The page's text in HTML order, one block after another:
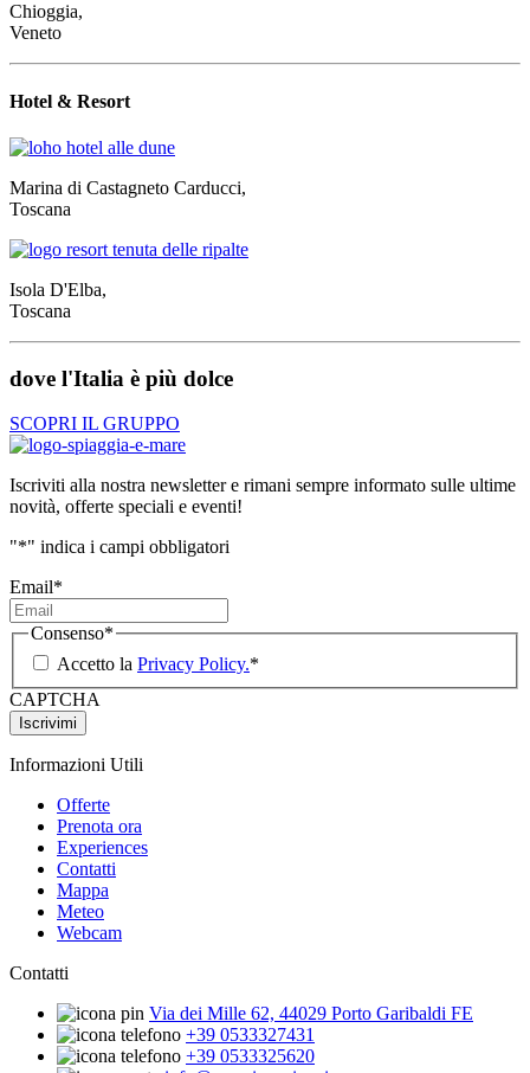
Chioggia,
Veneto
Hotel & Resort
Marina di Castagneto Carducci,
Toscana
Isola D'Elba,
Toscana
dove l'Italia è più dolce
SCOPRI IL GRUPPO
Iscriviti alla nostra newsletter e rimani sempre informato sulle ultime
novità, offerte speciali e eventi!
"*" indica i campi obbligatori
Email*
Consenso*
Accetto la Privacy Policy.*
CAPTCHA
Informazioni Utili
Offerte
Prenota ora
Experiences
Contatti
Mappa
Meteo
Webcam
Contatti
Via dei Mille 62, 44029 Porto Garibaldi FE
+39 0533327431
+39 0533325620